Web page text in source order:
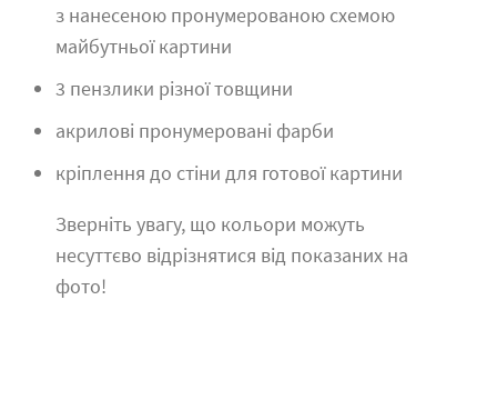
з нанесеною пронумерованою схемою
майбутньої картини
3 пензлики різної товщини
акрилові пронумеровані фарби
кріплення до стіни для готової картини
Зверніть увагу, що кольори можуть
несуттєво відрізнятися від показаних на
фото!